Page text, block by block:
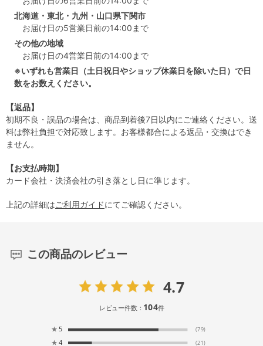
北海道・東北・九州・山口県下関市
お届け日の5営業日前の14:00まで
その他の地域
お届け日の4営業日前の14:00まで
※いずれも営業日（土日祝日やショップ休業日を除いた日）で日
数をお数えください。
【返品】
初期不良・誤品の場合は、商品到着後7日以内にご連絡ください。送
料は弊社負担で対応致します。お客様都合による返品・交換はでき
ません。
【お支払時期】
カード会社・決済会社の引き落とし日に準じます。
上記の詳細はご利用ガイドにてご確認ください。
この商品のレビュー
4.7
レビュー件数： 104件
★ 5 (79)
★ 4 (21)